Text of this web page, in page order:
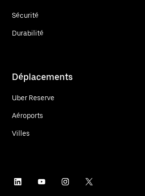
Sécurité
Durabilité
Déplacements
Uber Reserve
Aéroports
Villes